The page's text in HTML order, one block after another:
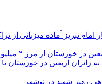
امام تبریز آماده میزبانی از
خوزستان از مرز ۲ میلیون گذشت
زائران اربعین در خوزستان تا
رهبر شهید در نوشهر